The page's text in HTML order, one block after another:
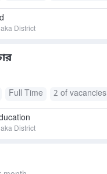
District
Full Time 2 of vacancies
District